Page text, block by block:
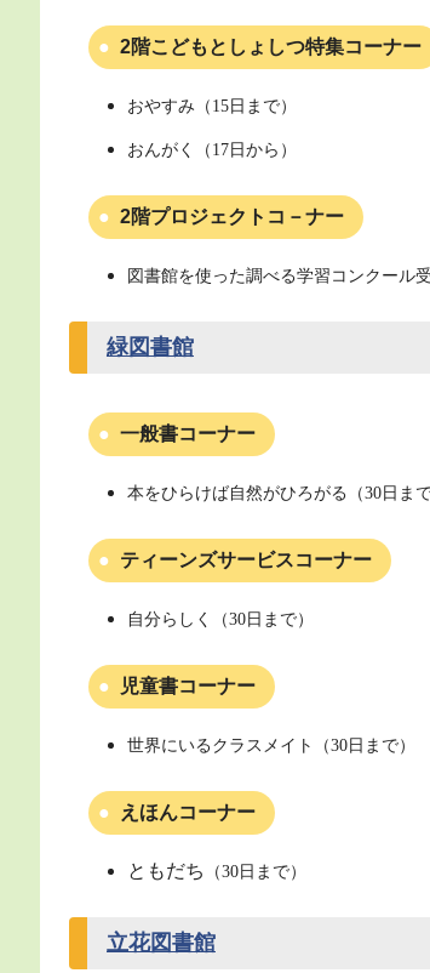
2階こどもとしょしつ特集コーナー
おやすみ（15日まで）
おんがく（17日から）
2階プロジェクトコ－ナー
図書館を使った調べる学習コンクール
緑図書館
一般書コーナー
本をひらけば自然がひろがる（30日まで
ティーンズサービスコーナー
自分らしく（30日まで）
児童書コーナー
世界にいるクラスメイト （30日まで）
えほんコーナー
ともだち （30日まで）
立花図書館